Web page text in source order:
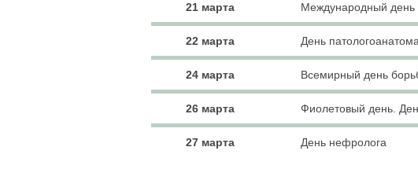
21 марта Международный день
22 марта День
24 марта Всемирный день
26 марта Фиолетовый день.
27 марта День нефролога